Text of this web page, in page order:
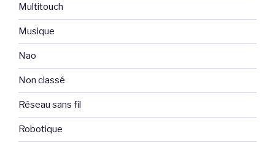
Multitouch
Musique
Nao
Non classé
Réseau sans fil
Robotique